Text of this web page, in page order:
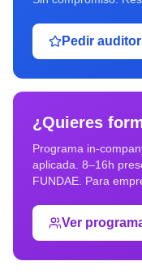
Pedir
¿Quieres
Programa in-
aplicada. 8–16h
FUNDAE. Para
Ver